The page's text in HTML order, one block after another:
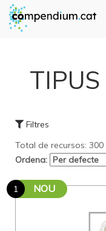
TIPUS
Filtres
Total de recursos: 300
Ordena:
1 NOU